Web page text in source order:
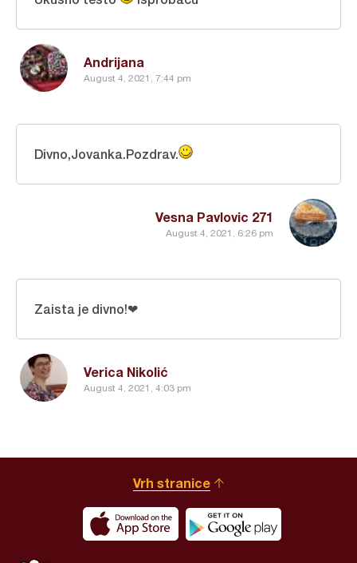
Andrijana
August 4, 2021, 7:44 pm
Vesna Pavlovic 271
August 4, 2021, 6:26 pm
Divno,Jovanka.Pozdrav.
Verica Nikolić
August 4, 2021, 4:03 pm
Zaista je divno!❤
Vrh stranice